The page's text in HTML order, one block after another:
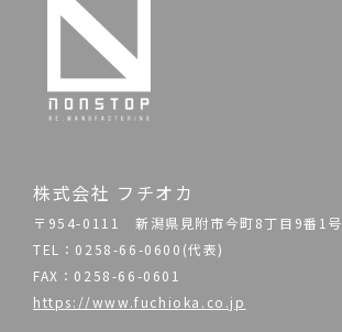
株式会社 フチオカ
〒954-0111 新潟県見附市今町8丁目9番1号
TEL：0258-66-0600(代表)
FAX：0258-66-0601
https://www.fuchioka.co.jp